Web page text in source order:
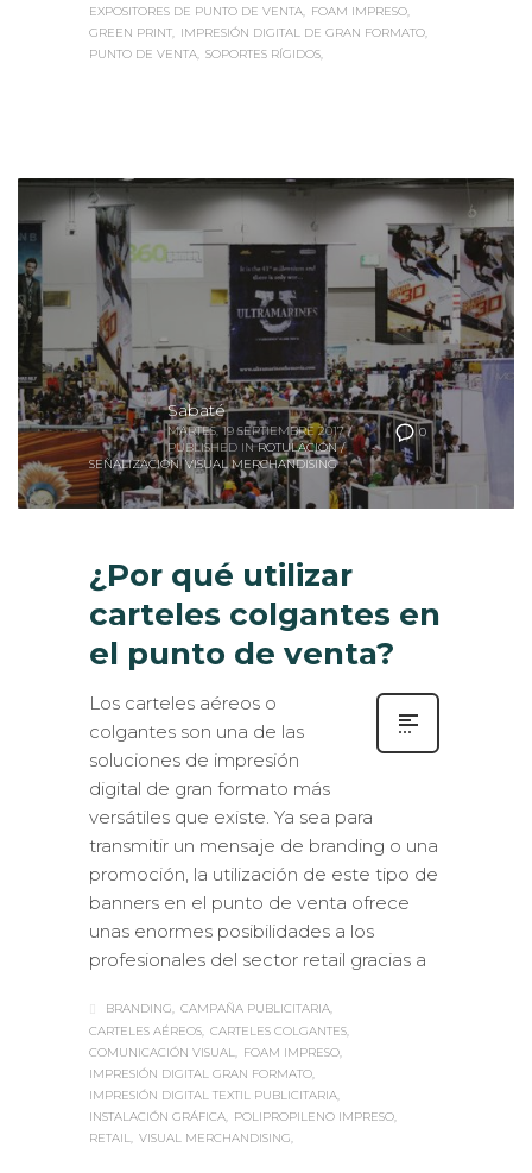
EXPOSITORES DE PUNTO DE VENTA
FOAM IMPRESO
GREEN PRINT
IMPRESIÓN DIGITAL DE GRAN FORMATO
PUNTO DE VENTA SOPORTES RÍGIDOS
0
Sabaté
MARTES, 19 SEPTIEMBRE 2017 /
PUBLISHED IN ROTULACIÓN /
SEÑALIZACIÓN,VISUAL MERCHANDISING
¿Por qué utilizar
carteles colgantes en
el punto de venta?
Los carteles aéreos o
colgantes son una de las
soluciones de impresión
digital de gran formato más
versátiles que existe. Ya sea para
transmitir un mensaje de branding o una
promoción, la utilización de este tipo de
banners en el punto de venta ofrece
unas enormes posibilidades a los
profesionales del sector retail gracias a
BRANDING
CAMPAÑA PUBLICITARIA
CARTELES AÉREOS CARTELES COLGANTES
COMUNICACIÓN VISUAL
FOAM IMPRESO
IMPRESIÓN DIGITAL GRAN FORMATO
IMPRESIÓN DIGITAL TEXTIL PUBLICITARIA
INSTALACIÓN GRÁFICA
POLIPROPILENO IMPRESO
RETAIL VISUAL MERCHANDISING